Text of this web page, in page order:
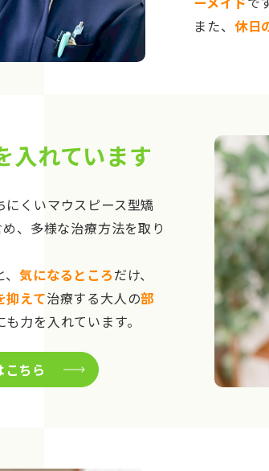
また、 休日
入れています
くいマウスピース型矯
、多様な治療方法を取り
、気になるところだけ、
抑えて治療する大人の部
も力を入れています。
ちら